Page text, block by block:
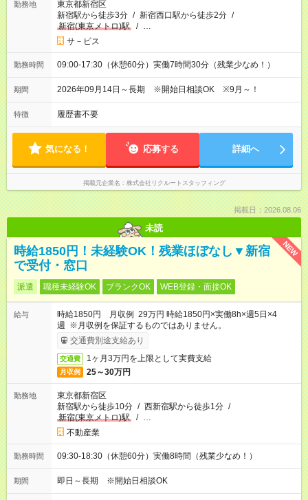
勤務地
東京都新宿区
新宿駅から徒歩3分 / 新宿西口駅から徒歩2分 /
新宿(東京メトロ)駅
/ …
サ－ビス
勤務時間 09:00-17:30（休憩60分）実働7時間30分（残業少なめ！）
期間 2026年09月14日～長期 ※開始日相談OK ※9月～！
特徴 履歴書不要
気になる！ 応募する 詳細へ
掲載元企業名 株式会社リクルートスタッフィング
掲載日：2026.08.06
未読
NEW
時給1850円！未経験OK！残業ほぼなし▼新宿
で受付・窓口
派遣 職種未経験OK ブランクOK WEB登録・面接OK
給与
時給1850円 月収例 29万円 時給1850円×実働8h×週5日×4
週 ※月収例を保証するものではありません。
交通費別途支給あり
交通費 1ヶ月3万円を上限として実費支給
月収例 25～30万円
勤務地
東京都新宿区
新宿駅から徒歩10分 / 西新宿駅から徒歩1分 /
新宿(東京メトロ)駅
/ …
不動産業
勤務時間 09:30-18:30（休憩60分）実働8時間（残業少なめ！）
期間 即日～長期 ※開始日相談OK